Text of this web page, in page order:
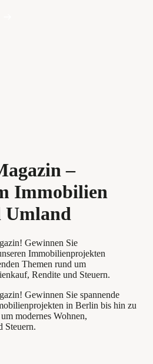
–
Immobilien
Umland
Gewinnen Sie
Immobilienprojekten
Themen rund um
Rendite und Steuern.
Gewinnen Sie spannende
in Berlin bis hin zu
modernes Wohnen,
Steuern.